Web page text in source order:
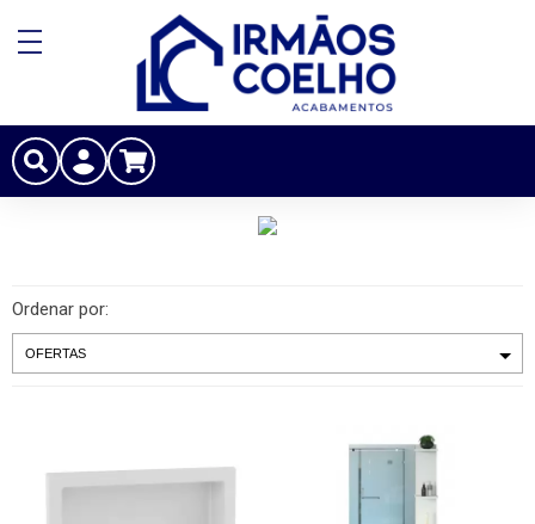
Ordenar por: